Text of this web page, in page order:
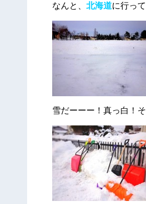
なんと、北海道に行っ
雪だーーー！真っ白！